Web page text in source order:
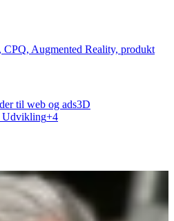
Augmented Reality, produkt
til web og ads3D
Udvikling+4